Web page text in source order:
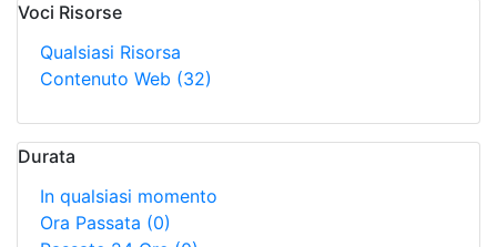
Voci Risorse
Qualsiasi Risorsa
Contenuto Web (32)
Durata
In qualsiasi momento
Ora Passata (0)